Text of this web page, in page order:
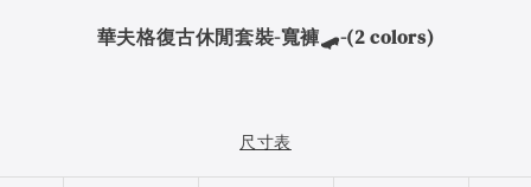
華夫格復古休閒套裝-寬褲🛹-(2 colors)
尺寸表